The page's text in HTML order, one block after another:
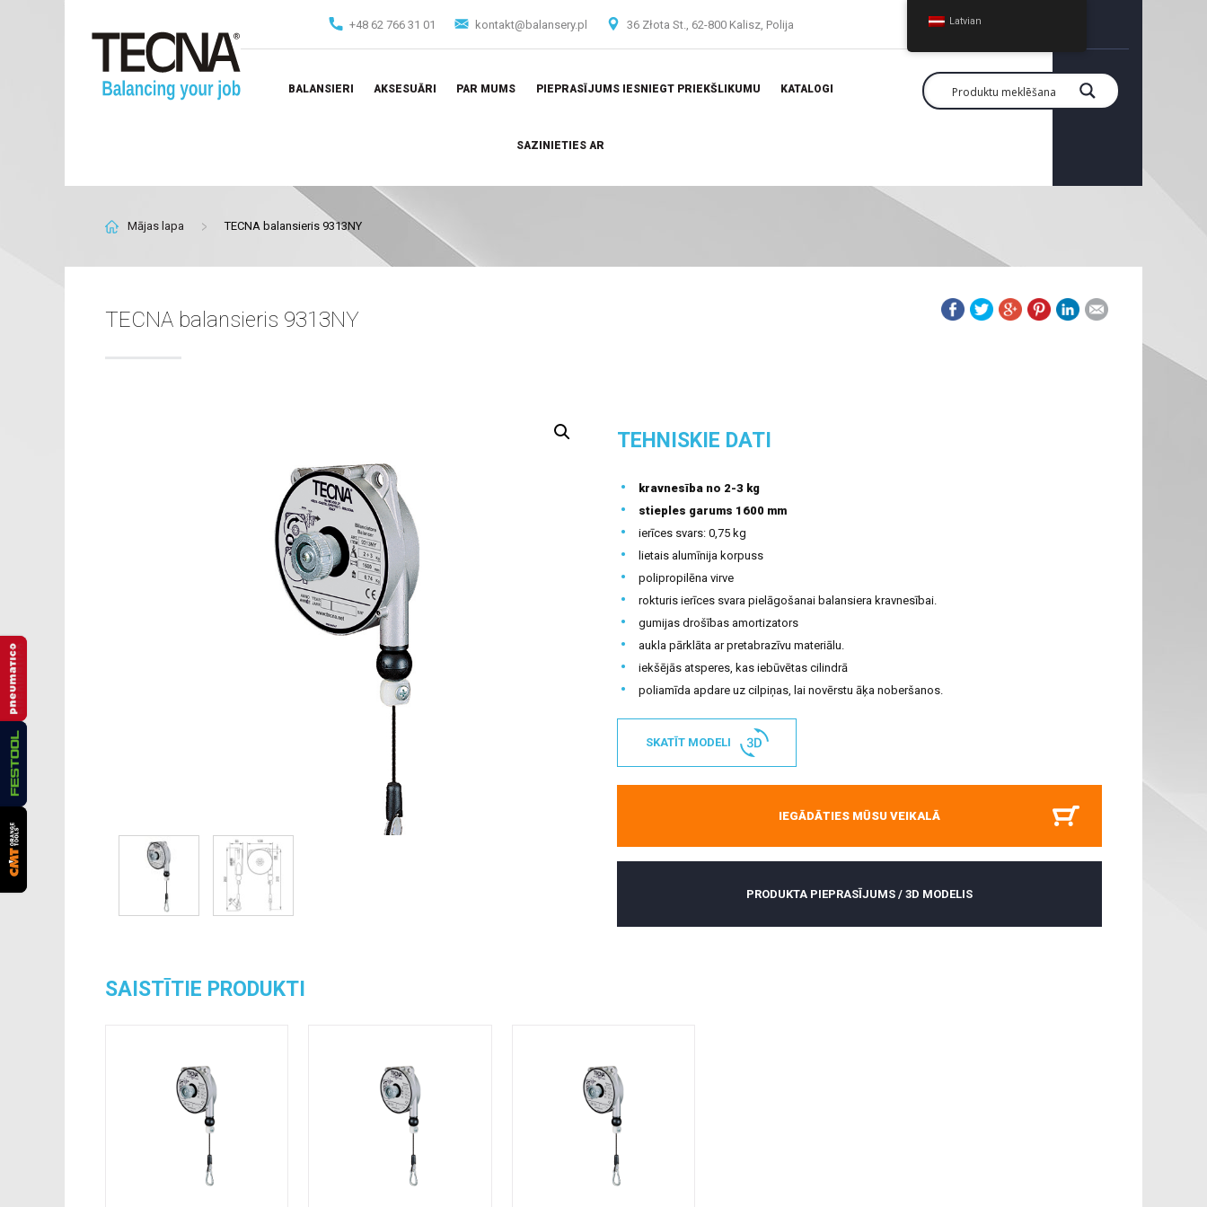
+48 62 766 31 01 kontakt@balansery.pl 36 Złota St., 62-800 Kalisz, Polija
BALANSIERI AKSESUĀRI PAR MUMS PIEPRASĪJUMS IESNIEGT PRIEKŠLIKUMU KATALOGI
SAZINIETIES AR
Mājas lapa TECNA balansieris 9313NY
TECNA balansieris 9313NY
TEHNISKIE DATI
kravnesība no 2-3 kg
stieples garums 1600 mm
ierīces svars: 0,75 kg
lietais alumīnija korpuss
polipropilēna virve
rokturis ierīces svara pielāgošanai balansiera kravnesībai.
gumijas drošības amortizators
aukla pārklāta ar pretabrazīvu materiālu.
iekšējās atsperes, kas iebūvētas cilindrā
poliamīda apdare uz cilpiņas, lai novērstu āķa noberšanos.
SKATĪT MODELI
IEGĀDĀTIES MŪSU VEIKALĀ
PRODUKTA PIEPRASĪJUMS / 3D MODELIS
SAISTĪTIE PRODUKTI
Latvian